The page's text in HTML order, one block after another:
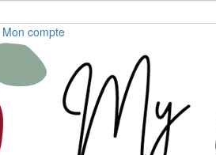
Mon compte